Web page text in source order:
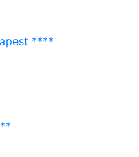
****